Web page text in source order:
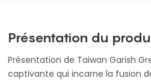
Présentation du
Présentation de Taiwan Garish
captivante qui incarne la fusion